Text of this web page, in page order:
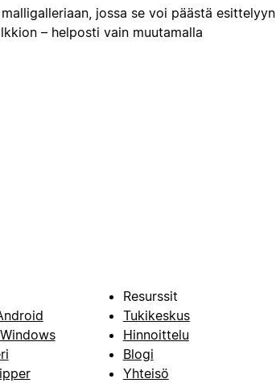
jossa se voi päästä esittelyyn
– helposti vain muutamalla
Resurssit
Tukikeskus
Hinnoittelu
Blogi
Yhteisö